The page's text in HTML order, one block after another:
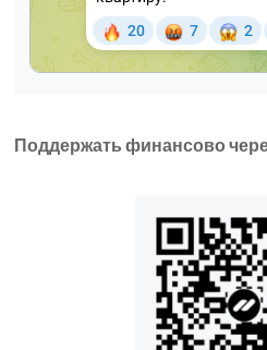
Поддержать финансово